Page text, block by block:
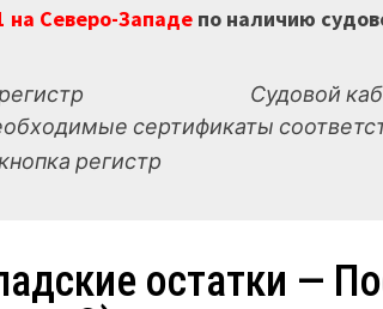
Северо-Западепо наличию
Судовой
сертификаты
остатки —